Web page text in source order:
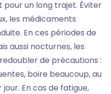
un long trajet. Éviter
les médicaments
En ces périodes de
aussi nocturnes, les
de précautions :
boire beaucoup, au
En cas de fatigue,